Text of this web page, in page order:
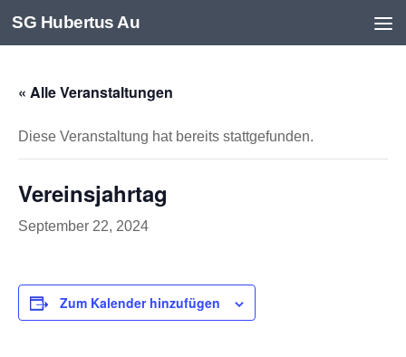
Zum Inhalt springen
SG Hubertus Au
« Alle Veranstaltungen
Diese Veranstaltung hat bereits stattgefunden.
Vereinsjahrtag
September 22, 2024
Zum Kalender hinzufügen